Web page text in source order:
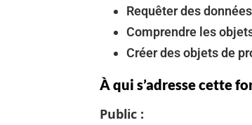
Requêter des
Comprendre les
Créer des objets de
À qui s’adresse cette
Public :